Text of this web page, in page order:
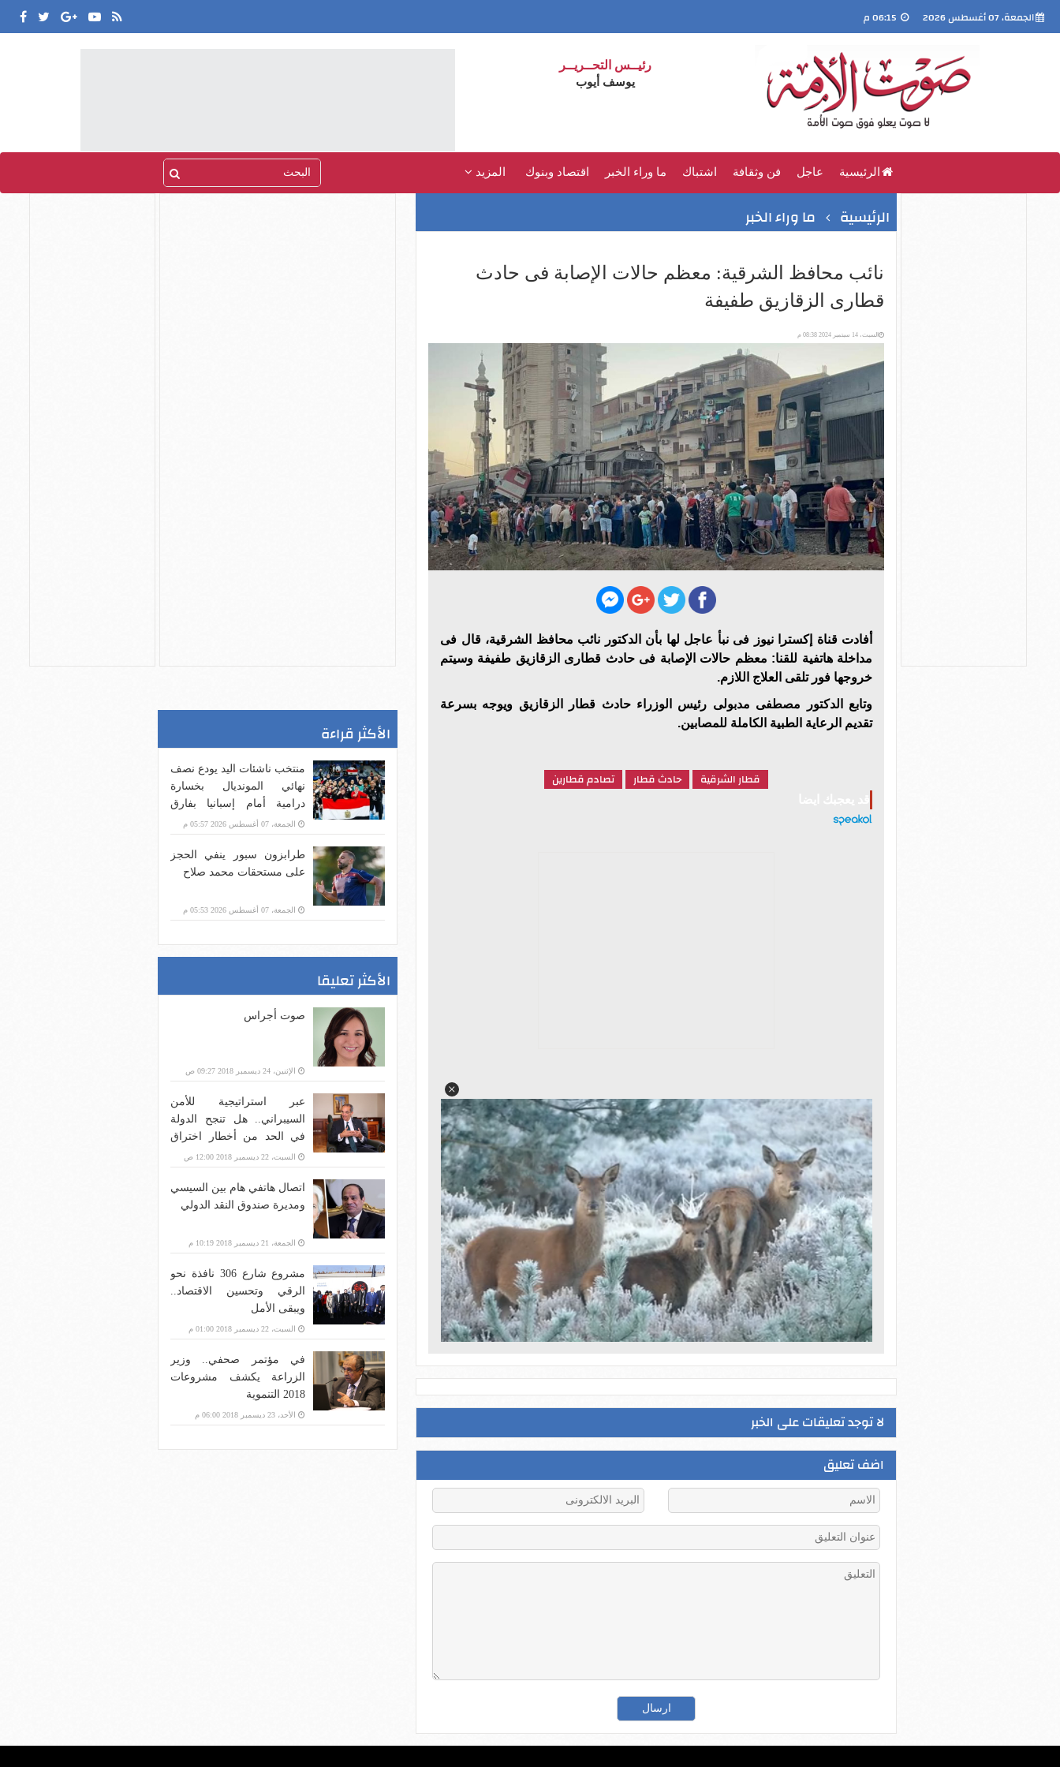
الجمعة، 07 أغسطس 2026
رئيــس التحــريــر
يوسف أيوب
الرئيسية عاجل فن وثقافة اشتباك ما وراء الخبر اقتصاد وبنوك المزيد
الرئيسية ما وراء الخبر
نائب محافظ الشرقية: معظم حالات الإصابة فى حادث
قطارى الزقازيق طفيفة
السبت، 14 سبتمبر 2024 08:38 م
أفادت قناة إكسترا نيوز فى نبأ عاجل لها بأن الدكتور نائب محافظ الشرقية، قال فى
مداخلة هاتفية للقنا: معظم حالات الإصابة فى حادث قطارى الزقازيق طفيفة وسيتم
خروجها فور تلقى العلاج اللازم.
وتابع الدكتور مصطفى مدبولى رئيس الوزراء حادث قطار الزقازيق ويوجه بسرعة
تقديم الرعاية الطبية الكاملة للمصابين.
قطار الشرقية حادث قطار تصادم قطارين
لا توجد تعليقات على الخبر
اضف تعليق
الأكثر قراءة
منتخب ناشئات اليد يودع نصف
نهائي المونديال بخسارة
درامية أمام إسبانيا بفارق
هدف
الجمعة، 07 أغسطس 2026 05:57 م
طرابزون سبور ينفي الحجز
على مستحقات محمد صلاح
الجمعة، 07 أغسطس 2026 05:53 م
الأكثر تعليقا
صوت أجراس
الإثنين، 24 ديسمبر 2018 09:27 ص
عبر استراتيجية للأمن
السيبراني.. هل تنجح الدولة
في الحد من أخطار اختراق
بنية الاتصالات؟
السبت، 22 ديسمبر 2018 12:00 ص
اتصال هاتفي هام بين السيسي
ومديرة صندوق النقد الدولي
الجمعة، 21 ديسمبر 2018 10:19 م
مشروع شارع 306 نافذة نحو
الرقي وتحسين الاقتصاد..
ويبقى الأمل
السبت، 22 ديسمبر 2018 01:00 م
في مؤتمر صحفي.. وزير
الزراعة يكشف مشروعات
2018 التنموية
الأحد، 23 ديسمبر 2018 06:00 م